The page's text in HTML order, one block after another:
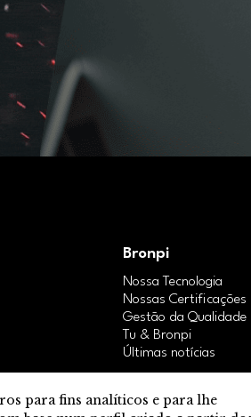
Bronpi
Nossa Tecnologia
Nossas Certificações
Gestão da Qualidade
Tu & Bronpi
Últimas notícias
para fins analíticos e para lhe